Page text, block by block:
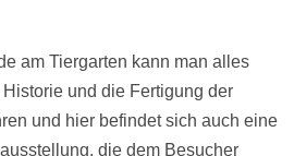
am Tiergarten kann man alles
und die Fertigung der
und hier befindet sich auch eine
die dem Besucher